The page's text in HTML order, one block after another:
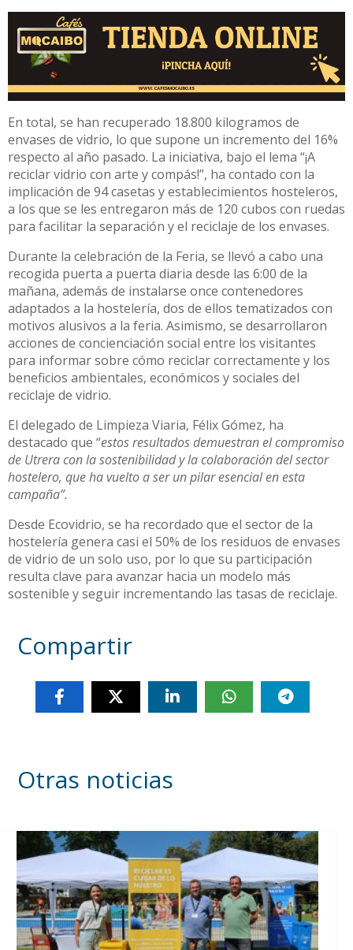
En total, se han recuperado 18.800 kilogramos de
envases de vidrio, lo que supone un incremento del 16%
respecto al año pasado. La iniciativa, bajo el lema “¡A
reciclar vidrio con arte y compás!”, ha contado con la
implicación de 94 casetas y establecimientos hosteleros,
a los que se les entregaron más de 120 cubos con ruedas
para facilitar la separación y el reciclaje de los envases.
Durante la celebración de la Feria, se llevó a cabo una
recogida puerta a puerta diaria desde las 6:00 de la
mañana, además de instalarse once contenedores
adaptados a la hostelería, dos de ellos tematizados con
motivos alusivos a la feria. Asimismo, se desarrollaron
acciones de concienciación social entre los visitantes
para informar sobre cómo reciclar correctamente y los
beneficios ambientales, económicos y sociales del
reciclaje de vidrio.
El delegado de Limpieza Viaria, Félix Gómez, ha
destacado que “estos resultados demuestran el compromiso
de Utrera con la sostenibilidad y la colaboración del sector
hostelero, que ha vuelto a ser un pilar esencial en esta
campaña”.
Desde Ecovidrio, se ha recordado que el sector de la
hostelería genera casi el 50% de los residuos de envases
de vidrio de un solo uso, por lo que su participación
resulta clave para avanzar hacia un modelo más
sostenible y seguir incrementando las tasas de reciclaje.
Compartir
Otras noticias